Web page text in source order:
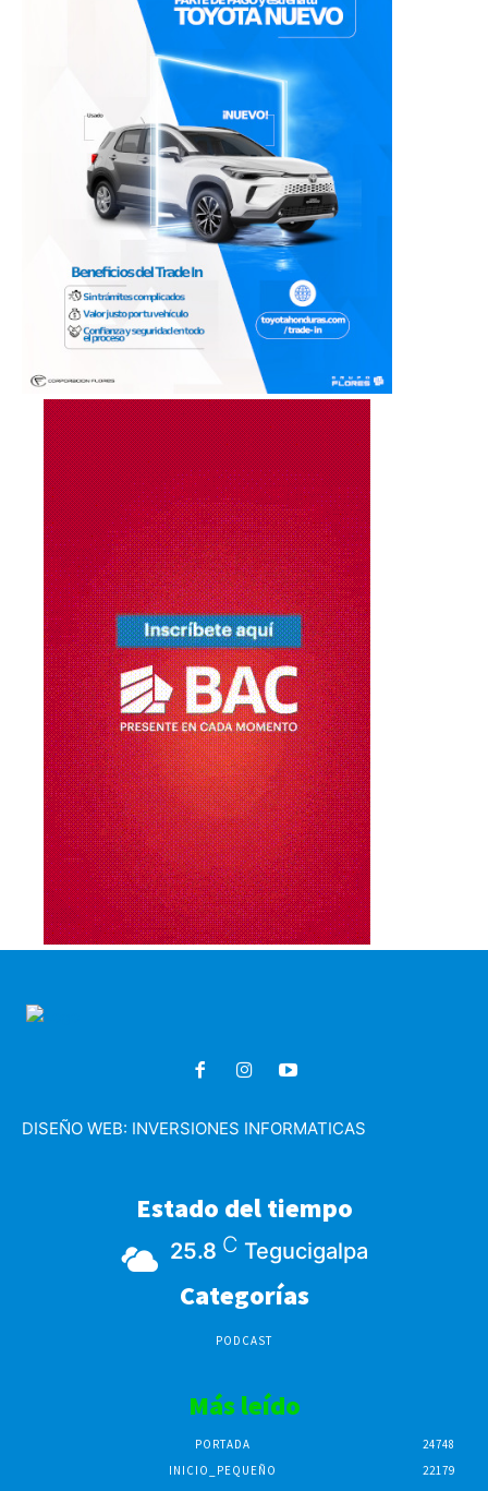
DISEÑO WEB: INVERSIONES INFORMATICAS
Estado del tiempo
25.8 C Tegucigalpa
Categorías
PODCAST
Más leído
PORTADA
24748
INICIO_PEQUEÑO
22179